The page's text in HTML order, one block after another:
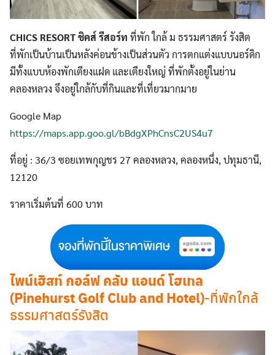
CHICS RESORT ชิคส์ รีสอร์ท ที่พัก ใกล้ ม ธรรมศาสตร์ รังสิต
ที่พักเป็นบ้านเป็นหลังค่อนข้างเป็นส่วนตัว การตกแต่งแบบนอร์ดิก
มีทั้งแบบห้องพักเตียงแฝด และเตียงใหญ่ ที่พักตั้งอยู่ในย่าน
คลองหลวง จึงอยู่ใกล้กับที่กินและที่เที่ยวมากมาย
Google Map
https://maps.app.goo.gl/bBdgXPhCnsC2US4u7
ที่อยู่ : 36/3 ซอยเทพกุญชร 27 คลองหลวง, คลองหนึ่ง, ปทุมธานี,
12120
ราคาเริ่มต้นที่ 600 บาท
ไพน์เฮิสท์ กอล์ฟ คลับ แอนด์ โฮเทล
(Pinehurst Golf Club and Hotel)-ที่พักใกล้
ธรรมศาสตร์รังสิต